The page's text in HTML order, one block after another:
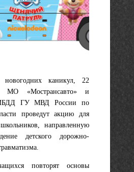
каникул, 22
МО «Мострансавто» и
ГУ МВД России по
проведут акцию для
направленную
детского дорожно-
повторят основы